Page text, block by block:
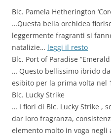
Blc. Pamela Hetherington
…Questa bella orchidea
leggermente fragranti si
natalizie… leggi il resto
Blc. Port of Paradise “Emerald
… Questo bellissimo ibrido
esibito per la prima volta nel
Blc. Lucky Strike
… I fiori di Blc. Lucky Strike ,
dar loro fragranza,
elemento molto in voga negli